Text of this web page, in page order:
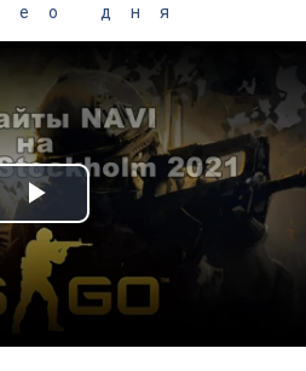
дня
Play Video